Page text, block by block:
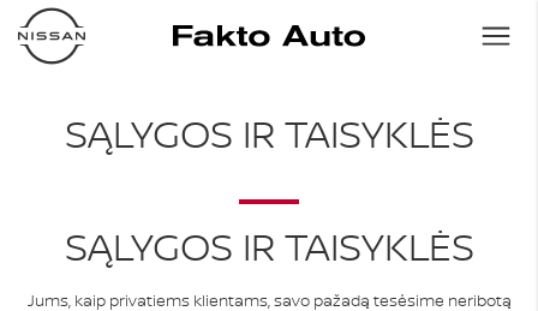
SĄLYGOS IR TAISYKLĖS
SĄLYGOS IR TAISYKLĖS
Jums, kaip privatiems klientams, savo pažadą tesėsime neribotą